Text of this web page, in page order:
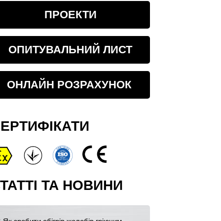
ПРОЕКТИ
ОПИТУВАЛЬНИЙ ЛИСТ
ОНЛАЙН РОЗРАХУНОК
ТА НОВИНИ